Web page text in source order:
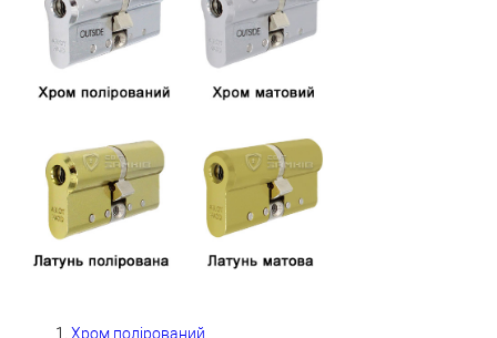
Хром полірований